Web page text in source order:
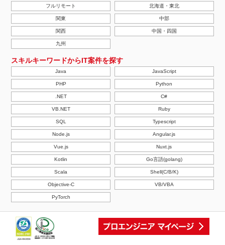
フルリモート 北海道・東北
関東 中部
関西 中国・四国
九州
スキルキーワードからIT案件を探す
Java JavaScript
PHP Python
.NET C#
VB.NET Ruby
SQL Typescript
Node.js Angular.js
Vue.js Nuxt.js
Kotlin Go言語(golang)
Scala Shell(C/B/K)
Objective-C VB/VBA
PyTorch